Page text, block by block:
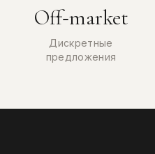
Off‑market
Дискретные
предложения